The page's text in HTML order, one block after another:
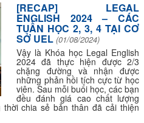
[RECAP] LEGAL
ENGLISH 2024 – CÁC
TUẦN HỌC 2, 3, 4 TẠI CƠ
SỞ UEL (01/08/2024)
Vậy là Khóa học Legal English
2024 đã thực hiện được 2/3
chặng đường và nhận được
những phản hồi tích cực từ học
viên. Sau mỗi buổi học, các bạn
đều đánh giá cao chất lượng
chia sẻ bản thân đã cải thiện